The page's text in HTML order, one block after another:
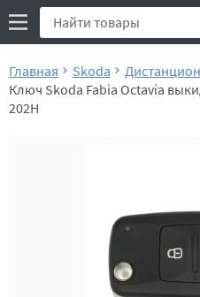
Главная Skoda
Ключ Skoda Fabia Octavia
202H